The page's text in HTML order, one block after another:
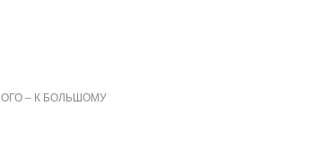
– К БОЛЬШОМУ